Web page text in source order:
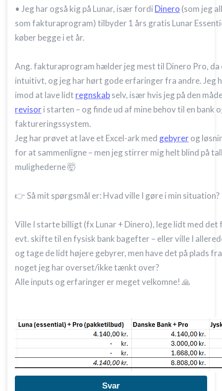
• Jeg har også kig på Lunar, især fordi Dinero (som jeg
som fakturaprogram) tilbyder 1 års gratis Lunar
køber begge i et år.
Ang. fakturaprogram hælder jeg mest til Dinero Pro,
intuitivt, og jeg har hørt gode erfaringer fra andre. Jeg
imod at lave lidt regnskabselv, især hvis jeg på den
revisori starten – og finde ud af mine behov til en bank
faktureringssystem.
Jeg har prøvet at lave et Excel-ark med gebyrerog
for at sammenligne – men jeg stirrer mig helt blind på
mulighederne 🤯
👉 Så mit spørgsmål er: Hvad ville I gøre i min situation?
Ville I starte billigt (fx Lunar + Dinero), lege lidt med det
evt. skifte til en fysisk bank bagefter – eller ville I
og tage de lidt højere gebyrer, men have det på plads
noget jeg har overset/ikke tænkt over?
Alle inputs og erfaringer er meget velkomne! 🙏
Svar